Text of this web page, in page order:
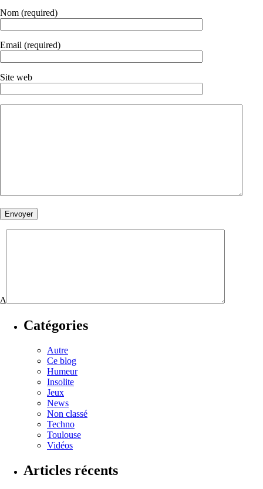
Nom (required)
Email (required)
Site web
Δ
Catégories
Autre
Ce blog
Humeur
Insolite
Jeux
News
Non classé
Techno
Toulouse
Vidéos
Articles récents